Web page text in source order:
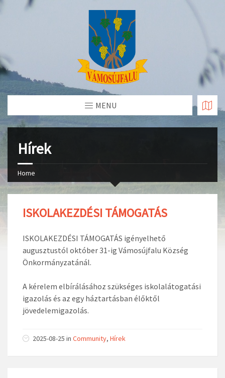
Skip
MENU
Hírek
Home
ISKOLAKEZDÉSI TÁMOGATÁS
ISKOLAKEZDÉSI TÁMOGATÁS igényelhető
augusztustól október 31-ig Vámosújfalu Község
Önkormányzatánál.
A kérelem elbírálásához szükséges iskolalátogatási
igazolás és az egy háztartásban élőktől
jövedelemigazolás.
2025-08-25 in Community, Hírek